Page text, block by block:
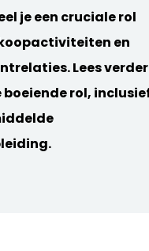
je een cruciale rol
en
Lees verder
rol,